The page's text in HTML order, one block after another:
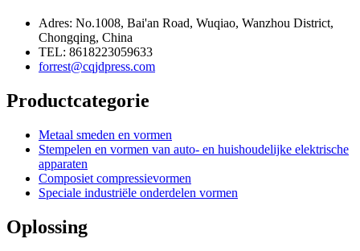
Adres: No.1008, Bai'an Road, Wuqiao, Wanzhou District,
Chongqing, China
TEL: 8618223059633
forrest@cqjdpress.com
Productcategorie
Metaal smeden en vormen
Stempelen en vormen van auto- en huishoudelijke elektrische
apparaten
Composiet compressievormen
Speciale industriële onderdelen vormen
Oplossing